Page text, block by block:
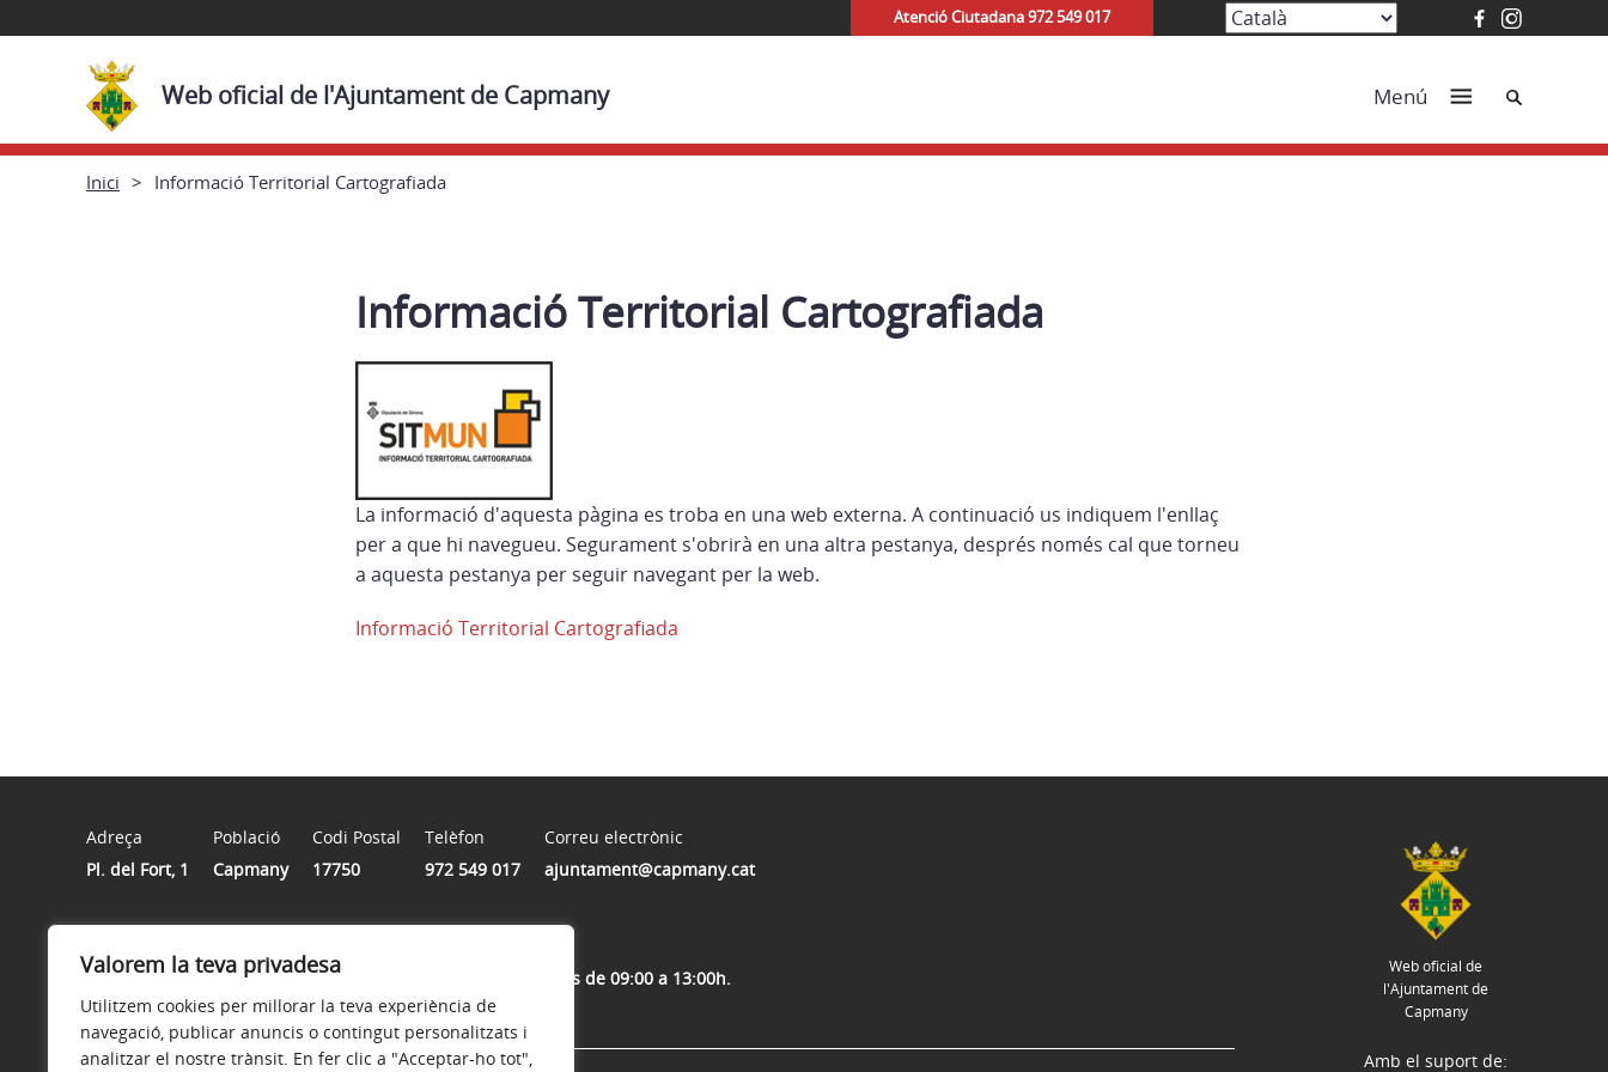
Valorem la teva privadesa
Utilitzem cookies per millorar la teva experiència de
navegació, publicar anuncis o contingut personalitzats i
analitzar el nostre trànsit. En fer clic a "Acceptar-ho tot",
Atenció Ciutadana 972 549 017
Web oficial de l'Ajuntament de Capmany Menú Cerca
Inici Informació Territorial Cartografiada
Informació Territorial Cartografiada
La informació d'aquesta pàgina es troba en una web externa. A continuació us indiquem l'enllaç
per a que hi navegueu. Segurament s'obrirà en una altra pestanya, després només cal que torneu
a aquesta pestanya per seguir navegant per la web.
Informació Territorial Cartografiada
Adreça
Pl. del Fort, 1
Població
Capmany
Codi Postal
17750
Telèfon
972 549 017
Correu electrònic
ajuntament@capmany.cat
Horaris d’atenció al Públic són: Dimarts, Dimecres i Divendres de 09:00 a 13:00h.
Web oficial de
l'Ajuntament de
Capmany
Amb el suport de: